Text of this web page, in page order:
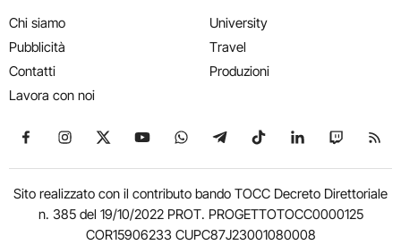
Chi siamo
Pubblicità
Contatti
Lavora con noi
University
Travel
Produzioni
Seguici su Facebook
Seguici su Instagram
Seguici su X
Seguici su YouTube
Seguici su WhatsApp
Seguici su Telegram
Seguici su TikTok
Seguici su
Seguici
Sito realizzato con il contributo bando TOCC Decreto Direttoriale
n. 385 del 19/10/2022 PROT. PROGETTOTOCC0000125
COR15906233 CUPC87J23001080008